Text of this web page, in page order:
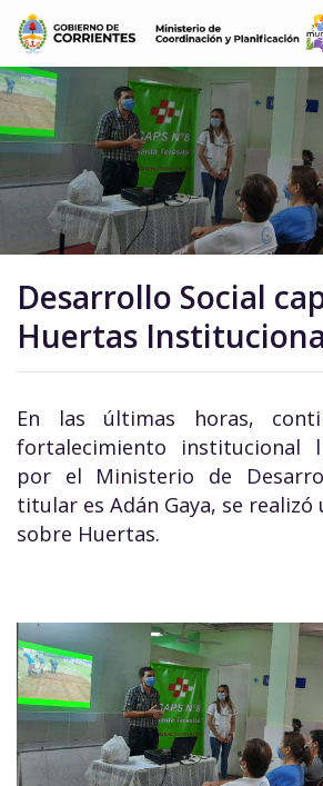
Desarrollo Social
Huertas
En las últimas horas,
fortalecimiento institucional
por el Ministerio de
titular es Adán Gaya, se realizó
sobre Huertas.